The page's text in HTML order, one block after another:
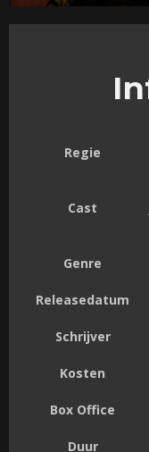
Regie
Cast
Genre
Releasedatum
Schrijver
Kosten
Box Office
Duur